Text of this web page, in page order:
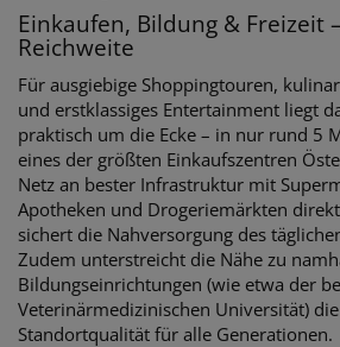
Einkaufen, Bildung & Freizeit
Reichweite
Für ausgiebige Shoppingtouren,
und erstklassiges Entertainment liegt
praktisch um die Ecke – in nur rund 5
eines der größten Einkaufszentren
Netz an bester Infrastruktur mit
Apotheken und Drogeriemärkten
sichert die Nahversorgung des
Zudem unterstreicht die Nähe zu
Bildungseinrichtungen (wie etwa der
Veterinärmedizinischen Universität)
Standortqualität für alle Generationen.